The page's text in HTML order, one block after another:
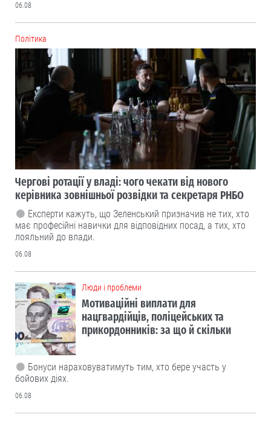
06.08
Політика
Чергові ротації у владі: чого чекати від нового
керівника зовнішньої розвідки та секретаря РНБО
Експерти кажуть, що Зеленський призначив не тих, хто
має професійні навички для відповідних посад, а тих, хто
лояльний до влади.
06.08
Люди і проблеми
Мотиваційні виплати для
нацгвардійців, поліцейських та
прикордонників: за що й скільки
Бонуси нараховуватимуть тим, хто бере участь у
бойових діях.
06.08